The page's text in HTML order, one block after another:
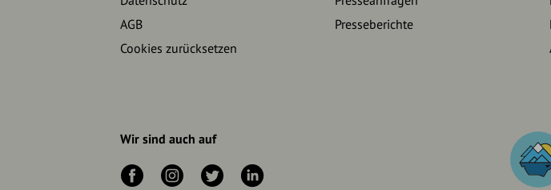
AGB
Cookies zurücksetzen
Presseberichte
Wir sind auch auf